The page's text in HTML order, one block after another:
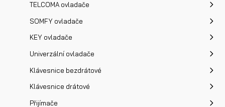
TELCOMA ovladače
SOMFY ovladače
KEY ovladače
Univerzální ovladače
Klávesnice bezdrátové
Klávesnice drátové
Přijímače